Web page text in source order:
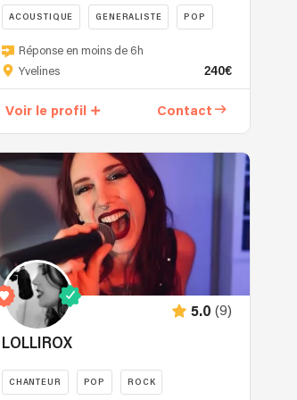
ACOUSTIQUE GENERALISTE POP
Débute
la
Premiers
groupes
à
Conservatoire
de
Lille
classe
de
Musicien
Réponse en moins de 6h
Yvelines
240€
Voir le profil Contact
5.0 (9)
LOLLIROX
CHANTEUR POP ROCK